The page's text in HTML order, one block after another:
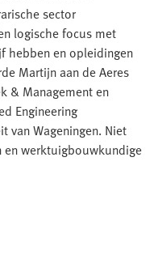
sector
logische focus met
hebben en opleidingen
Martijn aan de Aeres
& Management en
Engineering
van Wageningen. Niet
werktuigbouwkundige